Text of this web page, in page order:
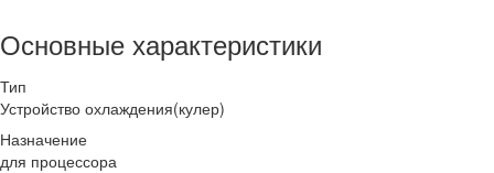
Основные характеристики
Тип
Устройство охлаждения(кулер)
Назначение
для процессора